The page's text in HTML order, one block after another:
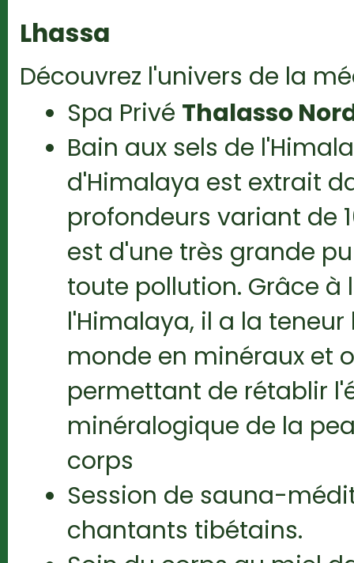
Lhassa
Découvrez l'univers de la
Spa Privé Thalasso
Bain aux sels de
d'Himalaya est extrait
profondeurs variant de
est d'une très grande
toute pollution. Grâce à
l'Himalaya, il a la
monde en minéraux et
permettant de rétablir
minéralogique de la
corps
Session de sauna-
chantants tibétains.